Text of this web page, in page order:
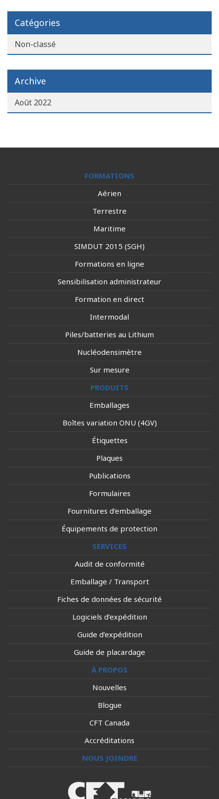
Catégories
Non-classé
Archive
Août 2022
FORMATIONS
Aérien
Terrestre
Maritime
SIMDUT 2015 (SGH)
Formations en ligne
Sensibilisation administrateur
Formation en direct
Intermodal
Piles/batteries au Lithium
Nucléodensimètre
Sur mesure
PRODUITS
Emballages
Boîtes variation ONU (4GV)
Étiquettes
Plaques
Publications
Formulaires
Fournitures d'emballage
Équipements de protection
SERVICES
Audit de conformité
Emballage / Transport
Fiches de données de sécurité
Logiciels d’expédition
Guide d’expédition
Guide de placardage
À PROPOS
Nouvelles
Blogue
CFT Canada
Accréditations
NOUS JOINDRE